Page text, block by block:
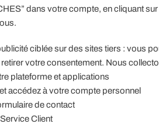
dans votre compte, en cliquant
ciblée sur des sites tiers : vous
votre consentement. Nous
plateforme et applications
accédez à votre compte personnel
de contact
Client